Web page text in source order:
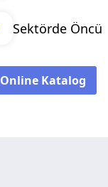
Sektörde Öncü
Online Katalog